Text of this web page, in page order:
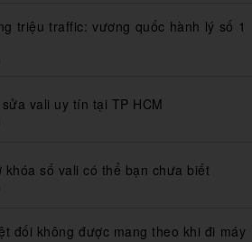
triệu traffic: vương quốc hành lý số 1
vali uy tín tại TP HCM
khóa số vali có thể bạn chưa biết
đối không được mang theo khi đi máy